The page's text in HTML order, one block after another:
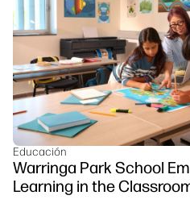
Educación
Warringa Park School
Learning in the